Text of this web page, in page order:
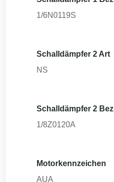
1/6N0119S
Schalldämpfer 2 Art
NS
Schalldämpfer 2 Bez
1/8Z0120A
Motorkennzeichen
AUA